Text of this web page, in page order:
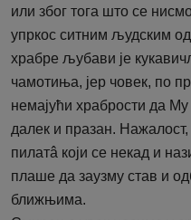
или због тога што се
упркос ситним људским
храбре љубави је
чамотиња, јер човек, по
немајући храбрости да
далек и празан.
пилатâ који се некад и
плаше да заузму став и
ближњима.